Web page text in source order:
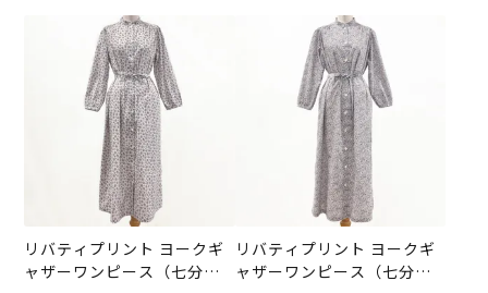
リバティプリント ヨークギ
ャザーワンピース（七分
リバティプリント ヨークギ
ャザーワンピース（七分